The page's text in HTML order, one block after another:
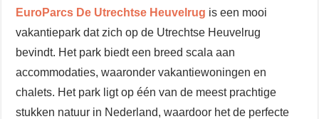
EuroParcs De Utrechtse Heuvelrug is een mooi
vakantiepark dat zich op de Utrechtse Heuvelrug
bevindt. Het park biedt een breed scala aan
accommodaties, waaronder vakantiewoningen en
chalets. Het park ligt op één van de meest prachtige
stukken natuur in Nederland, waardoor het de perfecte